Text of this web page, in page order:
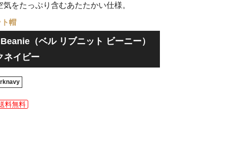
をたっぷり含むあたたかい仕様。
帽
（ベル リブニット ビーニー）
ネイビー